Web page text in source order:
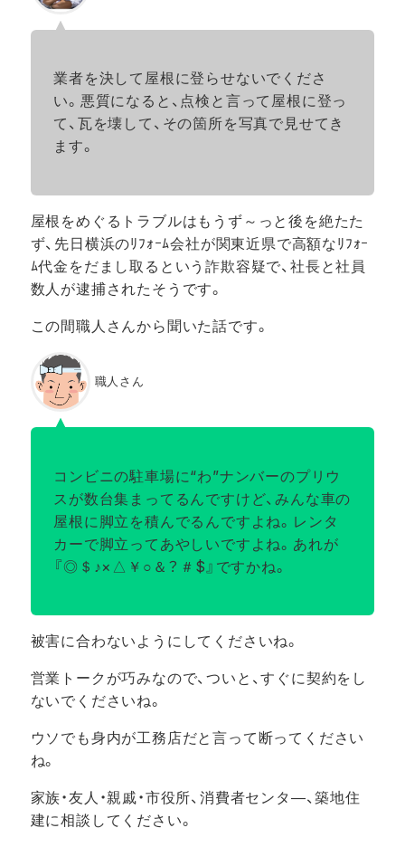
業者を決して屋根に登らせないでくださ
い。悪質になると、点検と言って屋根に登っ
て、瓦を壊して、その箇所を写真で見せてき
ます。
屋根をめぐるトラブルはもうず～っと後を絶たた
ず、先日横浜のﾘﾌｫｰﾑ会社が関東近県で高額なﾘﾌｫｰ
ﾑ代金をだまし取るという詐欺容疑で、社長と社員
数人が逮捕されたそうです。
この間職人さんから聞いた話です。
職人さん
コンビニの駐車場に“わ”ナンバーのプリウ
スが数台集まってるんですけど、みんな車の
屋根に脚立を積んでるんですよね。レンタ
カーで脚立ってあやしいですよね。あれが
『◎＄♪×△￥○＆？＃$』ですかね。
被害に合わないようにしてくださいね。
営業トークが巧みなので、ついと、すぐに契約をし
ないでくださいね。
ウソでも身内が工務店だと言って断ってください
ね。
家族・友人・親戚・市役所、消費者センタ―、築地住
建に相談してください。